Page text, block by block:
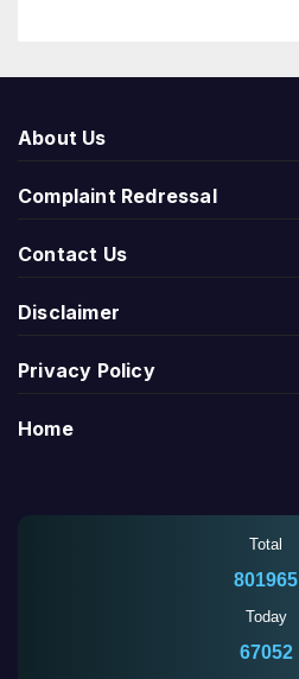
About Us
Complaint Redressal
Contact Us
Disclaimer
Privacy Policy
Home
Total
801965
Today
67052